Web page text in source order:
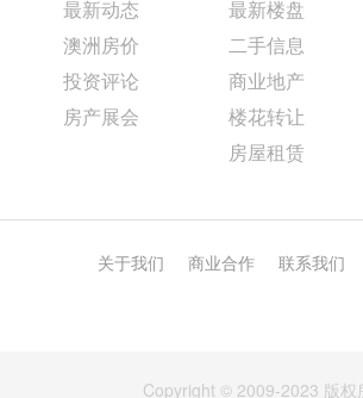
最新动态
澳洲房价
投资评论
房产展会
最新楼盘
二手信息
商业地产
楼花转让
房屋租赁
关于我们 商业合作 联系我们
Copyright © 2009-2023 版权